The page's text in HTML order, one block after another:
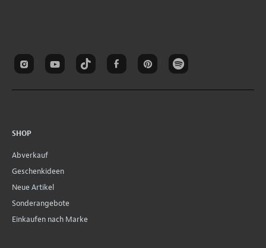
SHOP
Abverkauf
Geschenkideen
Neue Artikel
Sonderangebote
Einkaufen nach Marke